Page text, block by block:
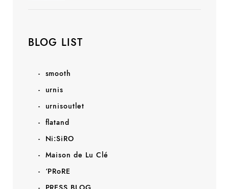
BLOG LIST
smooth
urnis
urnisoutlet
flatand
Ni:SiRO
Maison de Lu Clé
‘PRoRE